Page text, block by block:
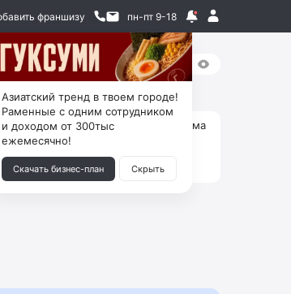
франшизу пн-пт 9-18
тыс. открой магазин на Авито, дома
ни товара, ни склада, зато
месяц +125 тыс. чистыми
бизнес-план ↓
Азиатский тренд в твоем городе!
Раменные с одним сотрудником
и доходом от 300тыс
ежемесячно!
Скачать бизнес-план Скрыть